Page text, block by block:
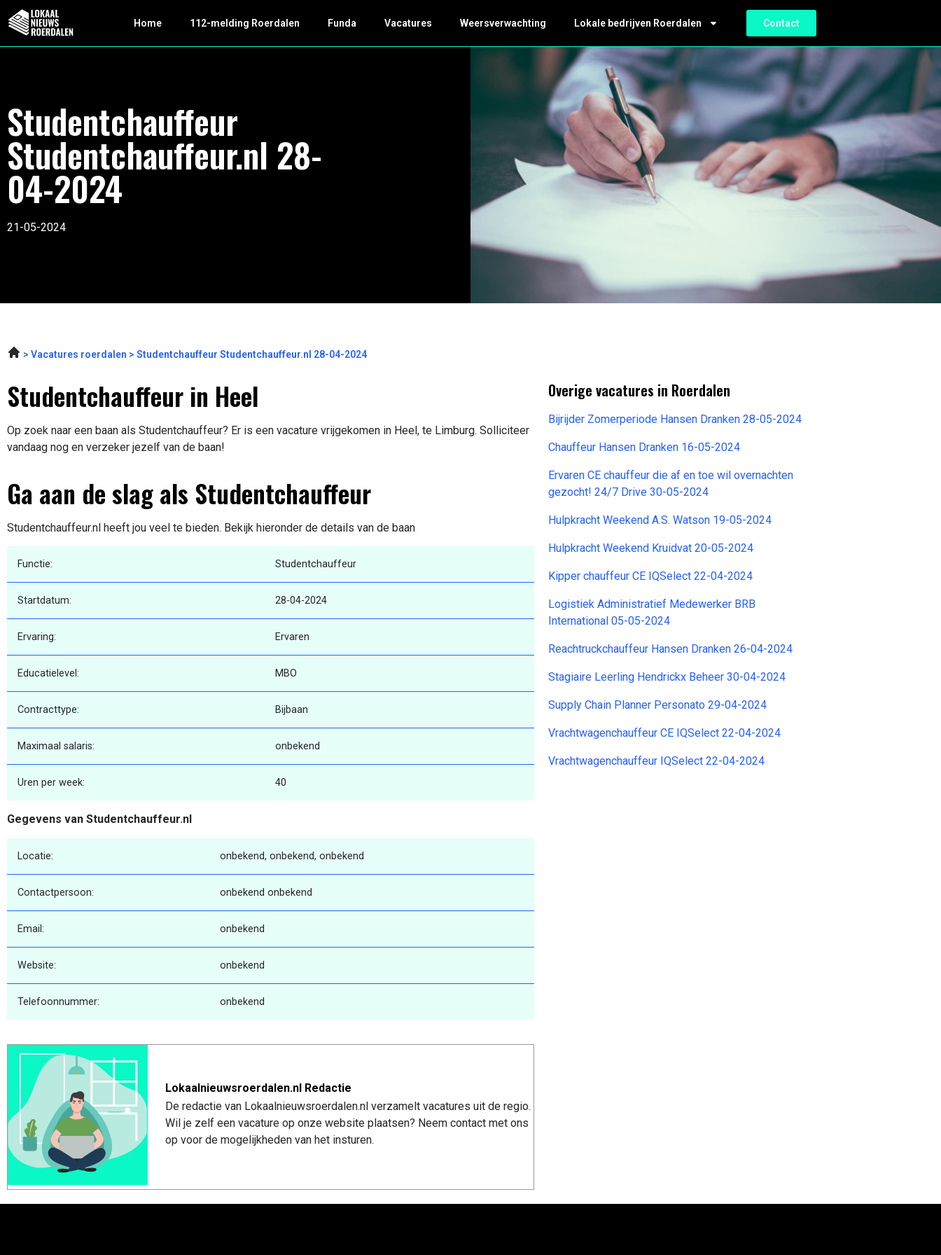
Home 112-melding Roerdalen Funda Vacatures Weersverwachting Lokale bedrijven Roerdalen Contact
Studentchauffeur
Studentchauffeur.nl 28-
04-2024
21-05-2024
Vacatures roerdalen Studentchauffeur Studentchauffeur.nl 28-04-2024
Studentchauffeur in Heel
Op zoek naar een baan als Studentchauffeur? Er is een vacature vrijgekomen in Heel, te Limburg. Solliciteer
vandaag nog en verzeker jezelf van de baan!
Ga aan de slag als Studentchauffeur
Studentchauffeur.nl heeft jou veel te bieden. Bekijk hieronder de details van de baan
Functie: Studentchauffeur
Startdatum: 28-04-2024
Ervaring: Ervaren
Educatielevel: MBO
Contracttype: Bijbaan
Maximaal salaris: onbekend
Uren per week: 40
Gegevens van Studentchauffeur.nl
Locatie: onbekend, onbekend, onbekend
Contactpersoon: onbekend onbekend
Email: onbekend
Website: onbekend
Telefoonnummer: onbekend
Lokaalnieuwsroerdalen.nl Redactie
De redactie van Lokaalnieuwsroerdalen.nl verzamelt vacatures uit de regio.
Wil je zelf een vacature op onze website plaatsen? Neem contact met ons
op voor de mogelijkheden van het insturen.
Overige vacatures in Roerdalen
Bijrijder Zomerperiode Hansen Dranken 28-05-2024
Chauffeur Hansen Dranken 16-05-2024
Ervaren CE chauffeur die af en toe wil overnachten
gezocht! 24/7 Drive 30-05-2024
Hulpkracht Weekend A.S. Watson 19-05-2024
Hulpkracht Weekend Kruidvat 20-05-2024
Kipper chauffeur CE IQSelect 22-04-2024
Logistiek Administratief Medewerker BRB
International 05-05-2024
Reachtruckchauffeur Hansen Dranken 26-04-2024
Stagiaire Leerling Hendrickx Beheer 30-04-2024
Supply Chain Planner Personato 29-04-2024
Vrachtwagenchauffeur CE IQSelect 22-04-2024
Vrachtwagenchauffeur IQSelect 22-04-2024